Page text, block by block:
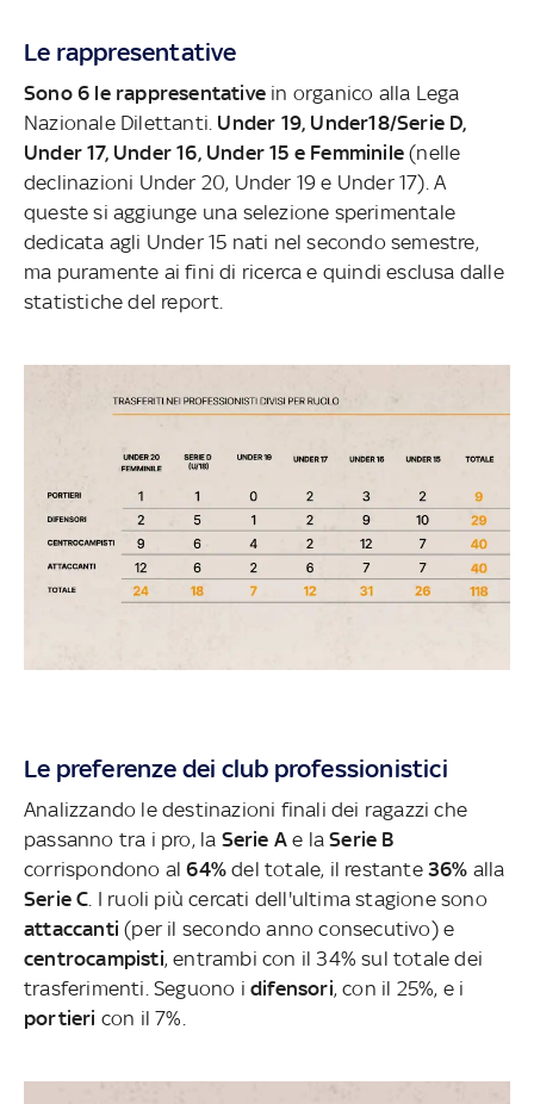
Le rappresentative
Sono 6 le rappresentative in organico alla Lega
Nazionale Dilettanti. Under 19, Under18/Serie D,
Under 17, Under 16, Under 15 e Femminile (nelle
declinazioni Under 20, Under 19 e Under 17). A
queste si aggiunge una selezione sperimentale
dedicata agli Under 15 nati nel secondo semestre,
ma puramente ai fini di ricerca e quindi esclusa dalle
statistiche del report.
Le preferenze dei club professionistici
Analizzando le destinazioni finali dei ragazzi che
passanno tra i pro, la Serie A e laSerie B
corrispondono al64% del totale, il restante36% alla
Serie C . I ruoli più cercati dell'ultima stagione sono
attaccanti(per il secondo anno consecutivo) e
centrocampisti, entrambi con il 34% sul totale dei
trasferimenti. Seguono i difensori, con il 25%, e i
portieri con il 7%.